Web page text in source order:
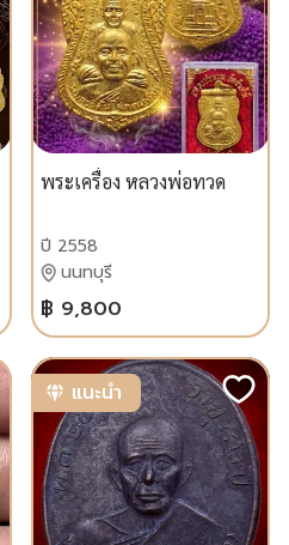
พระเครื่อง หลวงพ่อทวด
ปี 2558
นนทบุรี
฿ 9,800
แนะนำ